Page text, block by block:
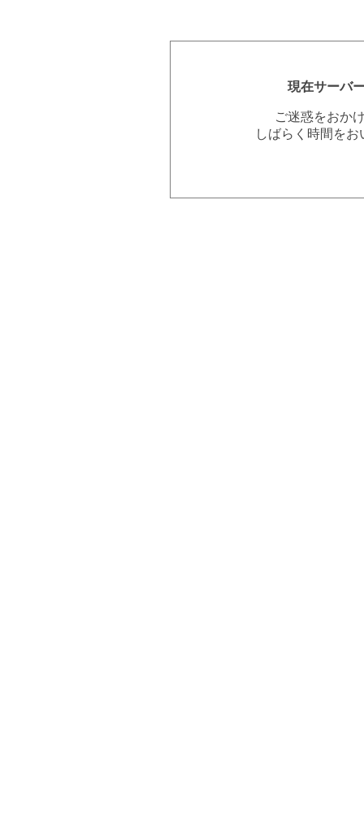
現在サーバ
ご迷惑をおか
しばらく時間を